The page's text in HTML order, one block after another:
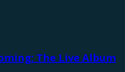
The Live Album